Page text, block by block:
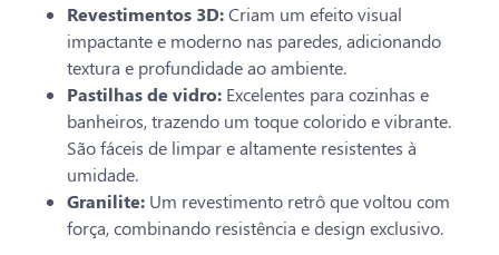
Revestimentos 3D:Criam um efeito visual
impactante e moderno nas paredes, adicionando
textura e profundidade ao ambiente.
Pastilhas de vidro: Excelentes para cozinhas e
banheiros, trazendo um toque colorido e vibrante.
São fáceis de limpar e altamente resistentes à
umidade.
Granilite: Um revestimento retrô que voltou com
força, combinando resistência e design exclusivo.